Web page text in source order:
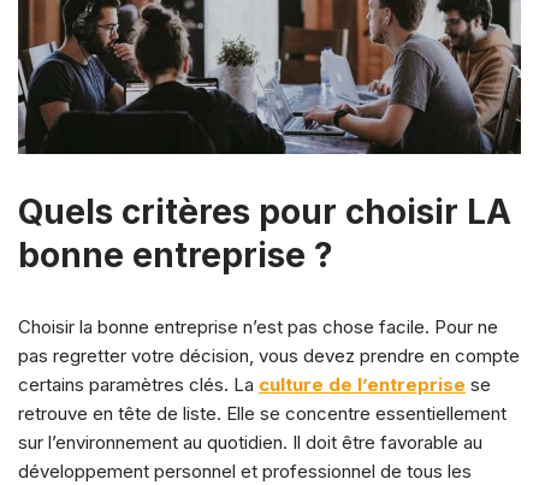
Quels critères pour choisir LA
bonne entreprise ?
Choisir la bonne entreprise n’est pas chose facile. Pour ne
pas regretter votre décision, vous devez prendre en compte
certains paramètres clés. La culture de l’entreprise se
retrouve en tête de liste. Elle se concentre essentiellement
sur l’environnement au quotidien. Il doit être favorable au
développement personnel et professionnel de tous les